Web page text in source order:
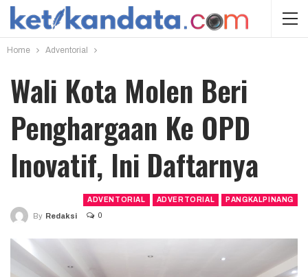
Home Adventorial
Wali Kota Molen Beri
Penghargaan Ke OPD
Inovatif, Ini Daftarnya
ADVENTORIAL ADVERTORIAL PANGKALPINANG
By Redaksi 0